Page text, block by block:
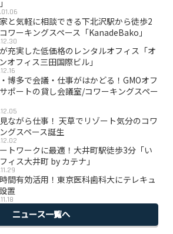
と気軽に相談できる下北沢駅から徒歩2
ワーキングスペース「KanadeBako」
充実した低価格のレンタルオフィス「オ
オフィス三田国際ビル」
博多で会議・仕事がはかどる！GMOオフ
ポートの貸し会議室/コワーキングスペー
ながら仕事！ 天草でリゾート気分のコワ
グスペース誕生
トワークに最適！大井町駅徒歩3分「い
ィス大井町 by カテナ」
間有効活用！東京医科歯科大にテレキュ
置
ニュース一覧へ